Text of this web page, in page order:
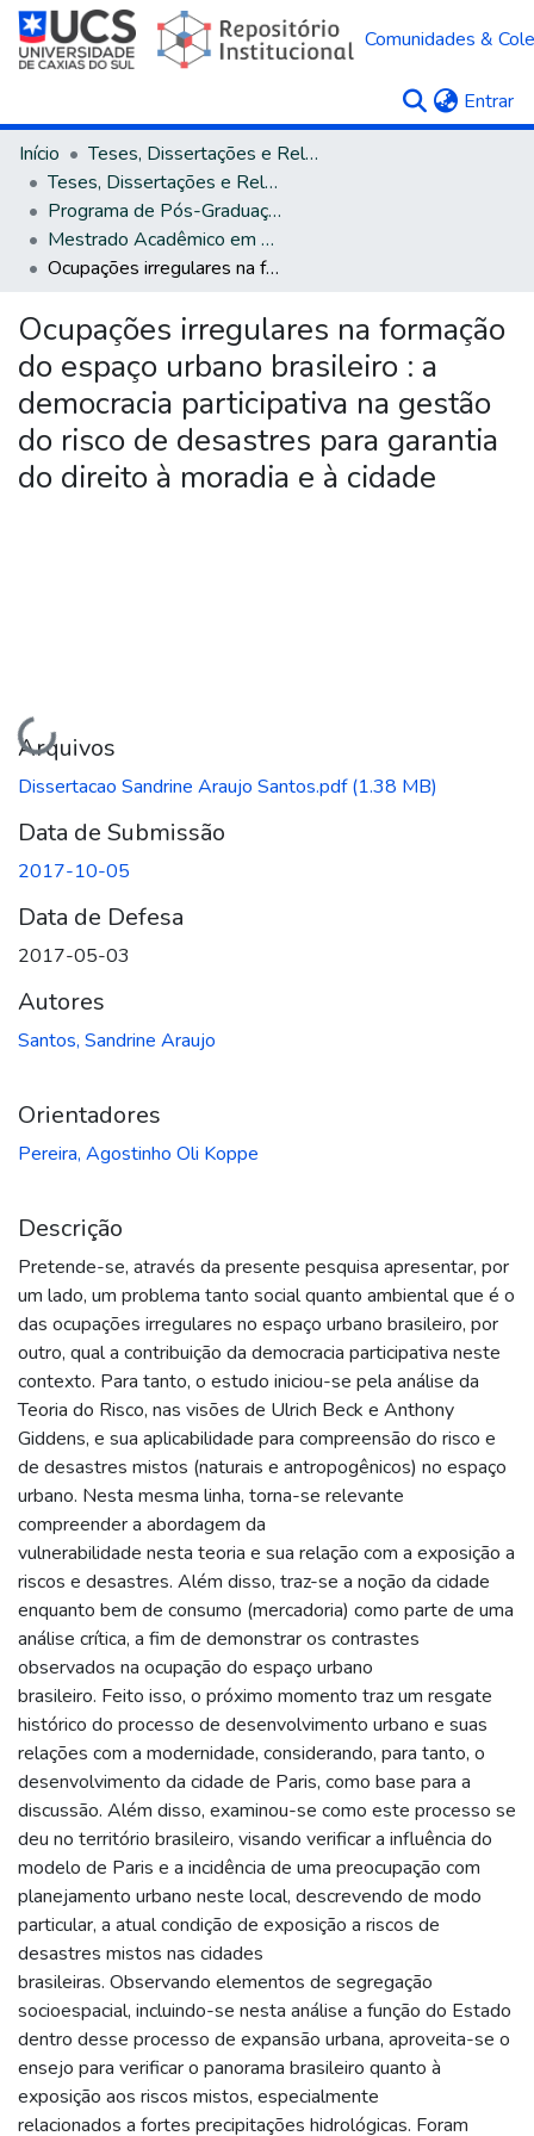
Comunidades &
Entrar
Início
Teses, Dissertações e Relatórios
Teses, Dissertações e Relatórios defendidos na UCS
Programa de Pós-Graduação em Direito
Mestrado Acadêmico em Direito
Ocupações irregulares na formação do espaço urbano brasileiro : a democracia participativa na gestão do risco de desastres para garantia do direito à moradia e à cidade
Ocupações irregulares na formação
do espaço urbano brasileiro : a
democracia participativa na gestão
do risco de desastres para garantia
do direito à moradia e à cidade
Carregando...
Arquivos
Dissertacao Sandrine Araujo Santos.pdf(1.38 MB)
Data de Submissão
2017-10-05
Data de Defesa
2017-05-03
Autores
Santos, Sandrine Araujo
Orientadores
Pereira, Agostinho Oli Koppe
Descrição
Pretende-se, através da presente pesquisa apresentar, por
um lado, um problema tanto social quanto ambiental que é o
das ocupações irregulares no espaço urbano brasileiro, por
outro, qual a contribuição da democracia participativa neste
contexto. Para tanto, o estudo iniciou-se pela análise da
Teoria do Risco, nas visões de Ulrich Beck e Anthony
Giddens, e sua aplicabilidade para compreensão do risco e
de desastres mistos (naturais e antropogênicos) no espaço
urbano. Nesta mesma linha, torna-se relevante
compreender a abordagem da
vulnerabilidade nesta teoria e sua relação com a exposição a
riscos e desastres. Além disso, traz-se a noção da cidade
enquanto bem de consumo (mercadoria) como parte de uma
análise crítica, a fim de demonstrar os contrastes
observados na ocupação do espaço urbano
brasileiro. Feito isso, o próximo momento traz um resgate
histórico do processo de desenvolvimento urbano e suas
relações com a modernidade, considerando, para tanto, o
desenvolvimento da cidade de Paris, como base para a
discussão. Além disso, examinou-se como este processo se
deu no território brasileiro, visando verificar a influência do
modelo de Paris e a incidência de uma preocupação com
planejamento urbano neste local, descrevendo de modo
particular, a atual condição de exposição a riscos de
desastres mistos nas cidades
brasileiras. Observando elementos de segregação
socioespacial, incluindo-se nesta análise a função do Estado
dentro desse processo de expansão urbana, aproveita-se o
ensejo para verificar o panorama brasileiro quanto à
exposição aos riscos mistos, especialmente
relacionados a fortes precipitações hidrológicas. Foram